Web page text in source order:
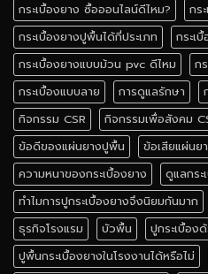
กระเบื้องยาง ซื้อออนไลน์ดีไหม?
กร
กระเบื้องยางปูพื้นได้กี่ประเภท
กระเ
กระเบื้องยางแบบม้วน pvc ดีไหม
ก
กระเบื้องแบบลาย
การดูแลรักษา
กิจกรรม CSR
กิจกรรมเพื่อสังคม
ข้อดีของแผ่นยางปูพื้น
ข้อเสียแผ่นย
ความหนาของกระเบื้องยาง
ดูแลกระ
ทำไมการปูกระเบื้องยางจึงนิยมกันมาก
ธุรกิจโรงแรม
บัวพื้น ปูกระเบื้อง
ปูพื้นกระเบื้องยางในโรงงานได้หรือไม่